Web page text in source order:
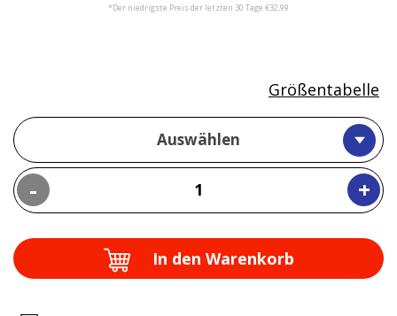
*Der niedrigste Preis der letzten 30 Tage €32,99
Auswählen
- +
Größentabelle
In den Warenkorb